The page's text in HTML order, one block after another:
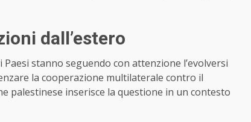
dall’estero
stanno seguendo con attenzione l’evolversi
la cooperazione multilaterale contro il
palestinese inserisce la questione in un contesto